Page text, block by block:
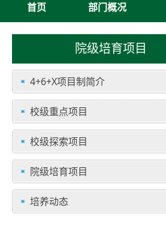
首页 部门概况
院级培育项目
4+6+X项目制简介
校级重点项目
校级探索项目
院级培育项目
培养动态